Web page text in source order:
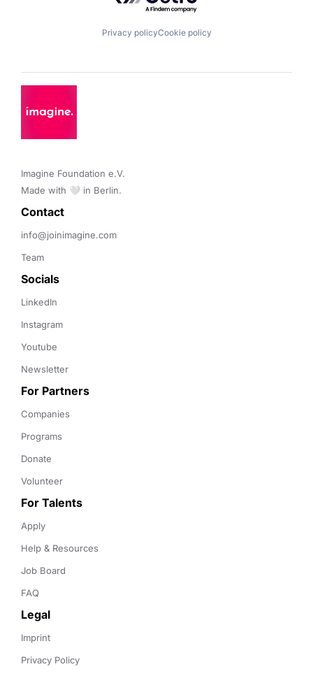
Privacy policyCookie policy
Imagine Foundation e.V.
Made with 🤍 in Berlin.
Contact
info@joinimagine.com
Team
Socials
LinkedIn
Instagram
Youtube
Newsletter
For Partners
Companies
Programs
Donate
Volunteer
For Talents
Apply
Help & Resources
Job Board
FAQ
Legal
Imprint
Privacy Policy